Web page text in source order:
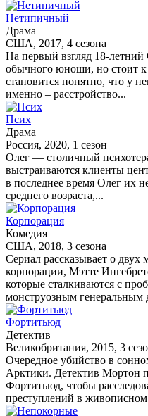
Нетипичный
Драма
США, 2017, 4 сезона
На первый взгляд 18-
обычного юноши, но стоит к
становится понятно, что у
именно – расстройство...
Псих
Драма
Россия, 2020, 1 сезон
Олег — столичный
выстраиваются клиенты
в последнее время Олег их
среднего возраста,...
Корпорация
Комедия
США, 2018, 3 сезона
Сериал рассказывает о двух
корпорации, Мэтте
которые сталкиваются с
монструозным генеральным
Фортитьюд
Детектив
Великобритания, 2015, 3
Очередное убийство в
Арктики. Детектив Мортон
Фортитьюд, чтобы
преступлений в